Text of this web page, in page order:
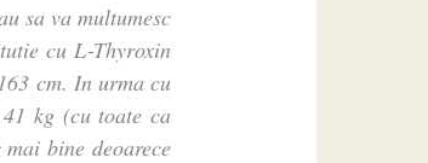
sa va multumesc
cu L-Thyroxin
cm. In urma cu
kg (cu toate ca
bine deoarece